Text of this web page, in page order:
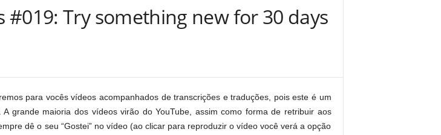
Try something new for 30 days
para vocês vídeos acompanhados de transcrições e traduções, pois este é um
grande maioria dos vídeos virão do YouTube, assim como forma de retribuir aos
dê o seu “Gostei” no vídeo (ao clicar para reproduzir o vídeo você verá a opção